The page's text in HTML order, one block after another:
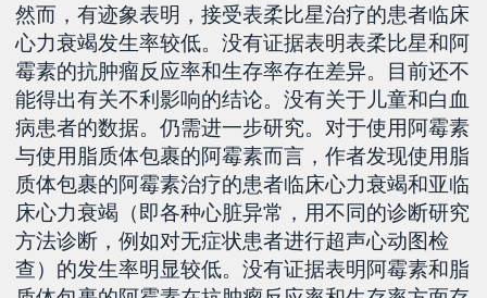
然而，有迹象表明，接受表柔比星治疗的患者临床
心力衰竭发生率较低。没有证据表明表柔比星和阿
霉素的抗肿瘤反应率和生存率存在差异。目前还不
能得出有关不利影响的结论。没有关于儿童和白血
病患者的数据。仍需进一步研究。对于使用阿霉素
与使用脂质体包裹的阿霉素而言，作者发现使用脂
质体包裹的阿霉素治疗的患者临床心力衰竭和亚临
床心力衰竭（即各种心脏异常，用不同的诊断研究
方法诊断，例如对无症状患者进行超声心动图检
查）的发生率明显较低。没有证据表明阿霉素和脂